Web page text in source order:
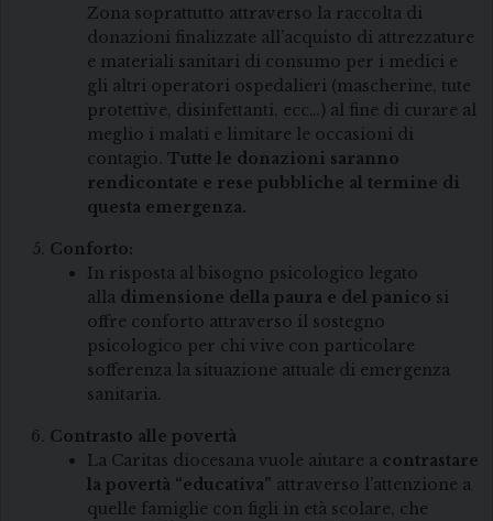
Zona soprattutto attraverso la raccolta di
donazioni finalizzate all’acquisto di attrezzature
e materiali sanitari di consumo per i medici e
gli altri operatori ospedalieri (mascherine, tute
protettive, disinfettanti, ecc…) al fine di curare al
meglio i malati e limitare le occasioni di
contagio. Tutte le donazioni saranno
rendicontate e rese pubbliche al termine di
questa emergenza.
Conforto:
In risposta al bisogno psicologico legato
alla dimensione della paura e del panico si
offre conforto attraverso il sostegno
psicologico per chi vive con particolare
sofferenza la situazione attuale di emergenza
sanitaria.
Contrasto alle povertà
La Caritas diocesana vuole aiutare a contrastare
la povertà “educativa” attraverso l’attenzione a
quelle famiglie con figli in età scolare, che